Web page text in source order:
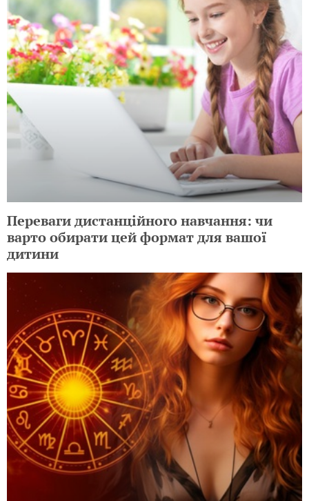
Переваги дистанційного навчання: чи
варто обирати цей формат для вашої
дитини